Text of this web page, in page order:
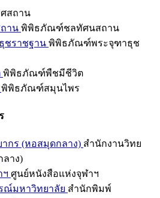
สถาน
าน พิพิธภัณฑ์ชลทัศนสถาน
ราชฐาน พิพิธภัณฑ์พระจุฑาธุช
พิพิธภัณฑ์พืชมีชีวิต
พิพิธภัณฑ์สมุนไพร
กร (หอสมุดกลาง) สำนักงานวิทย
าง)
ฯ ศูนย์หนังสือแห่งจุฬาฯ
ณ์มหาวิทยาลัย สำนักพิมพ์